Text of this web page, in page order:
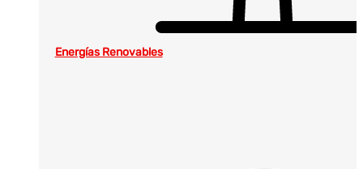
Energías Renovables